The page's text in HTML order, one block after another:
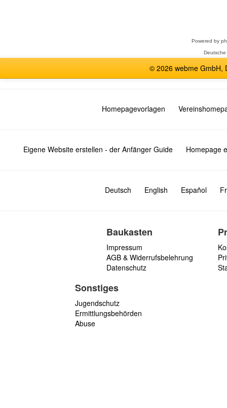
Powered by
© 2026 webme GmbH,
Homepagevorlagen
Eigene Website erstellen - der Anfänger Guide Homepage
Deutsch English Español
Baukasten
Impressum
AGB & Widerrufsbelehrung
Datenschutz
Sonstiges
Jugendschutz
Ermittlungsbehörden
Abuse